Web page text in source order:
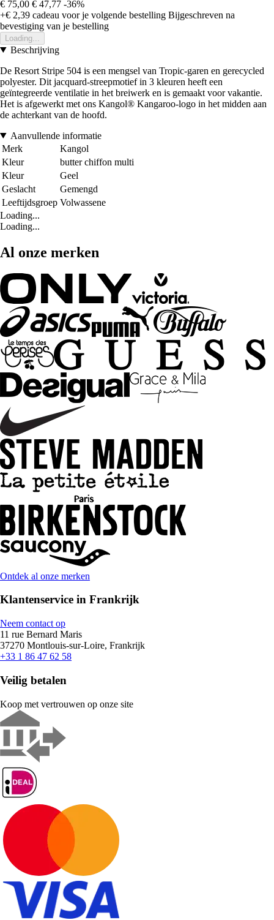
€ 75,00 € 47,77 -36%
+€ 2,39 cadeau voor je volgende bestelling Bijgeschreven na
bevestiging van je bestelling
Loading...
Beschrijving
De Resort Stripe 504 is een mengsel van Tropic-garen en gerecycled
polyester. Dit jacquard-streepmotief in 3 kleuren heeft een
geïntegreerde ventilatie in het breiwerk en is gemaakt voor vakantie.
Het is afgewerkt met ons Kangol® Kangaroo-logo in het midden aan
de achterkant van de hoofd.
Aanvullende informatie
Merk
Kangol
Kleur
butter chiffon multi
Kleur
Geel
Geslacht
Gemengd
Leeftijdsgroep Volwassene
Loading...
Loading...
Al onze merken
Ontdek al onze merken
Klantenservice in Frankrijk
Neem contact op
11 rue Bernard Maris
37270 Montlouis-sur-Loire, Frankrijk
+33 1 86 47 62 58
Veilig betalen
Koop met vertrouwen op onze site